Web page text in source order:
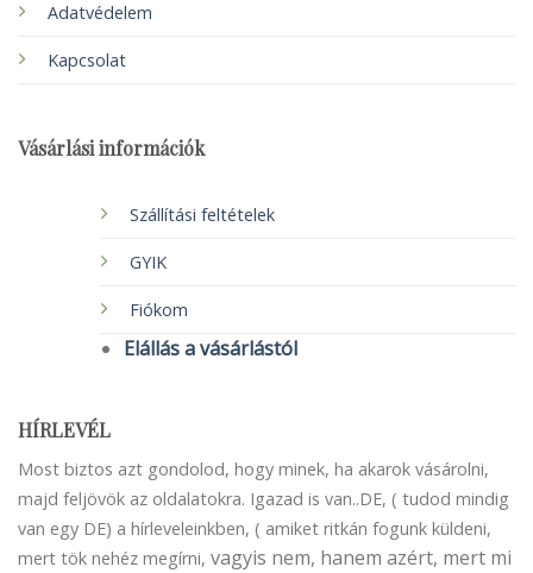
Adatvédelem
Kapcsolat
Vásárlási információk
Szállítási feltételek
GYIK
Fiókom
Elállás a vásárlástól
HÍRLEVÉL
Most biztos azt gondolod, hogy minek, ha akarok vásárolni,
majd feljövök az oldalatokra. Igazad is van..DE, ( tudod mindig
van egy DE) a hírleveleinkben, ( amiket ritkán fogunk küldeni,
mert tök nehéz megírni, vagyis nem, hanem azért, mert mi